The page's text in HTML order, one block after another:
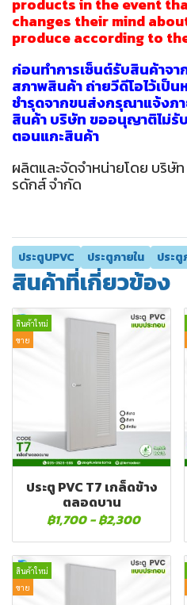
products in the event
changes their mind
produce according to
ก่อนทำการเซ็นต์รับสินค้าจ
สภาพสินค้า ถ่ายวีดีโอไว้เป็
ชำรุดจากขนส่งกรุณาแจ้งภา
สินค้า บริษัท ขออนุญาติไม่รั
ตอนแกะสินค้า
ผลิตและจัดจำหน่ายโดย บริษัท
รดักส์ จำกัด
ประตูUPVC ประตูภายใน ประ
สินค้าที่เกี่ยวข้อง
สินค้าใหม่
ขาย
ประตู PVC T7 เกล็ดข้าง
ตลอดบาน
฿1,700 -฿2,300
สินค้าใหม่
ขาย